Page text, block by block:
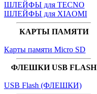
ШЛЕЙФЫ для TECNO
ШЛЕЙФЫ для XIAOMI
КАРТЫ ПАМЯТИ
Карты памяти Micro SD
ФЛЕШКИ USB FLASH
USB Flash (ФЛЕШКИ)